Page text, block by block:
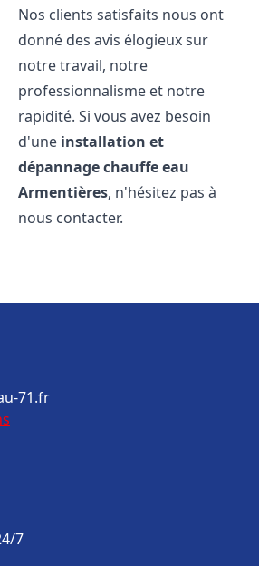
Nos clients satisfaits nous ont
donné des avis élogieux sur
notre travail, notre
professionnalisme et notre
rapidité. Si vous avez besoin
d'une installation et
dépannage chauffe eau
Armentières, n'hésitez pas à
nous contacter.
71.fr
7